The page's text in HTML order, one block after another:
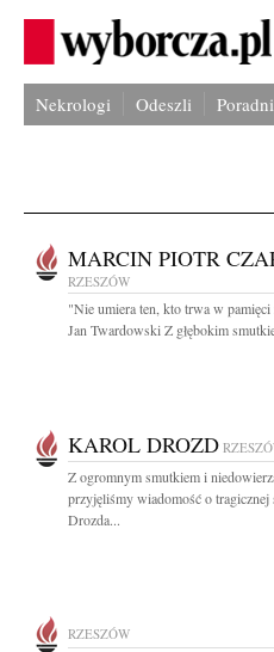
Nekrologi Odeszli
MARCIN PIOTR
RZESZÓW
"Nie umiera ten, kto trwa w
Jan Twardowski Z głębokim
KAROL DROZD
Z ogromnym smutkiem i
przyjęliśmy wiadomość o
Drozda...
RZESZÓW